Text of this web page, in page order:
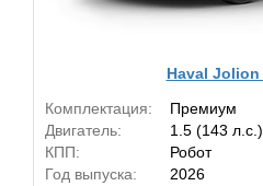
Haval Jolion
Комплектация:
Премиум
Двигатель:
1.5 (143
КПП:
Робот
Год выпуска:
2026